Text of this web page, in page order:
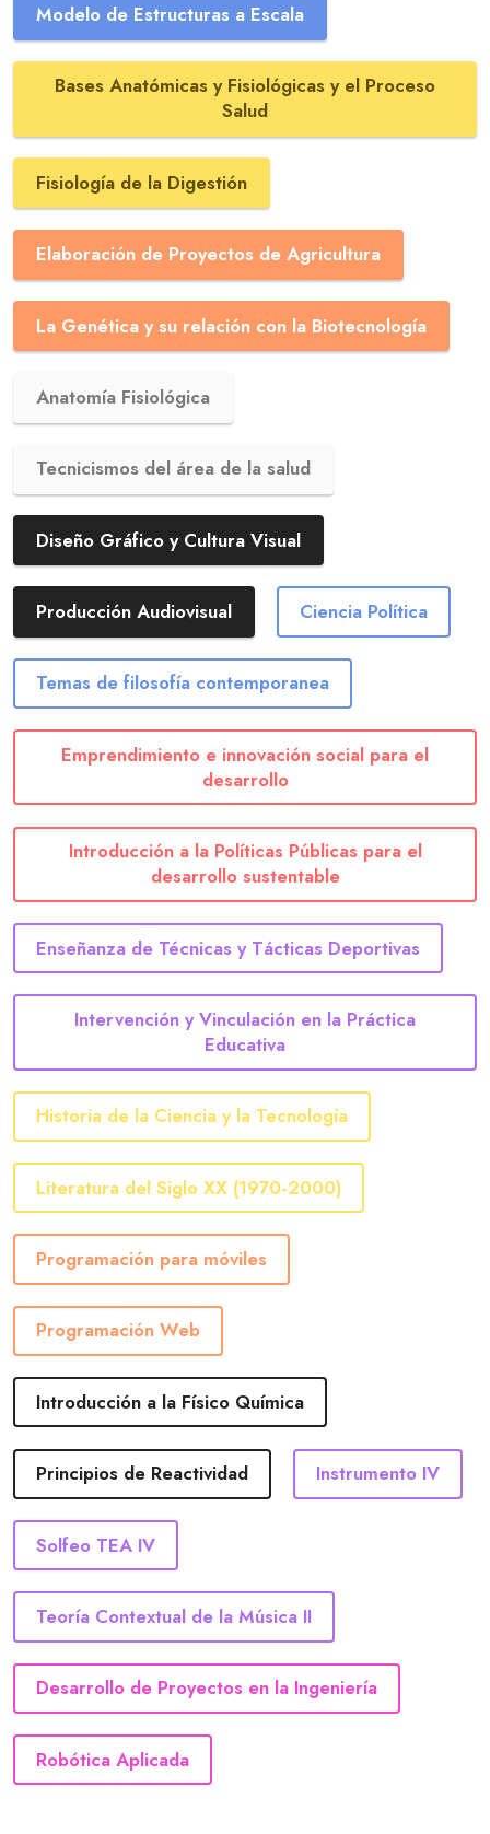
Modelo de Estructuras a Escala
Bases Anatómicas y Fisiológicas y el Proceso
Salud
Fisiología de la Digestión
Elaboración de Proyectos de Agricultura
La Genética y su relación con la Biotecnología
Anatomía Fisiológica
Tecnicismos del área de la salud
Diseño Gráfico y Cultura Visual
Producción Audiovisual Ciencia Política
Temas de filosofía contemporanea
Emprendimiento e innovación social para el
desarrollo
Introducción a la Políticas Públicas para el
desarrollo sustentable
Enseñanza de Técnicas y Tácticas Deportivas
Intervención y Vinculación en la Práctica
Educativa
Historia de la Ciencia y la Tecnología
Literatura del Siglo XX (1970-2000)
Programación para móviles
Programación Web
Introducción a la Físico Química
Principios de Reactividad Instrumento IV
Solfeo TEA IV
Teoría Contextual de la Música II
Desarrollo de Proyectos en la Ingeniería
Robótica Aplicada